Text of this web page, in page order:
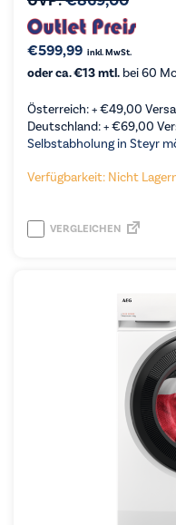
€599,99 inkl. MwSt.
oder ca. €13 mtl. bei 60
Österreich: +€49,00
Deutschland: +€69,00
Selbstabholung in Steyr
Verfügbarkeit: Nicht
VERGLEICHEN